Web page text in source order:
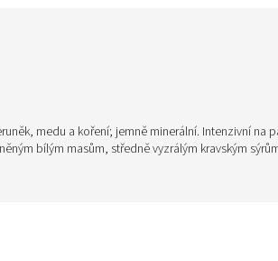
medu a koření; jemně minerální. Intenzivní na
bílým masům, středně vyzrálým kravským